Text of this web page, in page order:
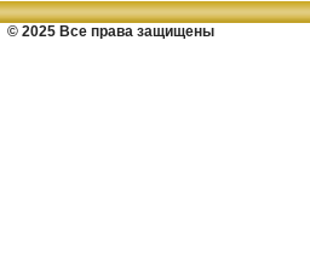
© 2025 Все права защищены